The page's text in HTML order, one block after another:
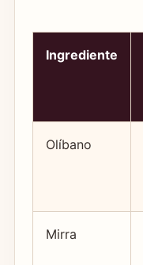
Ingrediente
Olíbano
Mirra